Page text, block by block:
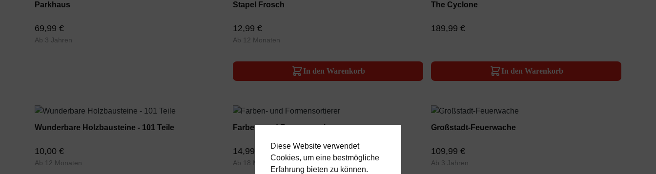
Parkhaus
69,99 €
Ab 3 Jahren
Stapel Frosch
12,99 €
Ab 12 Monaten
In den Warenkorb
The Cyclone
189,99 €
In den Warenkorb
Wunderbare Holzbausteine - 101 Teile
10,00 €
Ab 12 Monaten
Farben- und Formensortierer
14,99 €
Ab 18 Monate
Großstadt-Feuerwache
109,99 €
Ab 3 Jahren
Diese Website verwendet
Cookies, um eine bestmögliche
Erfahrung bieten zu können.